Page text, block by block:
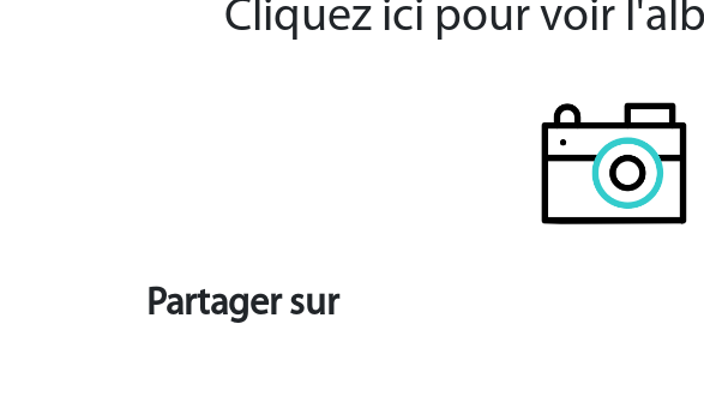
Cliquez ici pour voir
Partager sur